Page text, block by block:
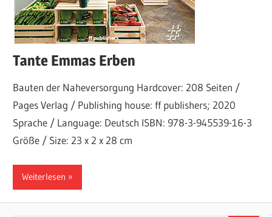
Tante Emmas Erben
Bauten der Naheversorgung Hardcover: 208 Seiten /
Pages Verlag / Publishing house: ff publishers; 2020
Sprache / Language: Deutsch ISBN: 978-3-945539-16-3
Größe / Size: 23 x 2 x 28 cm
Weiterlesen